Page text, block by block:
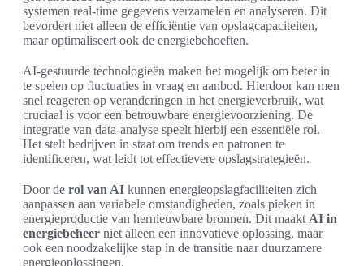
systemen real-time gegevens verzamelen en analyseren. Dit
bevordert niet alleen de efficiëntie van opslagcapaciteiten,
maar optimaliseert ook de energiebehoeften.
AI-gestuurde technologieën maken het mogelijk om beter in
te spelen op fluctuaties in vraag en aanbod. Hierdoor kan men
snel reageren op veranderingen in het energieverbruik, wat
cruciaal is voor een betrouwbare energievoorziening. De
integratie van data-analyse speelt hierbij een essentiële rol.
Het stelt bedrijven in staat om trends en patronen te
identificeren, wat leidt tot effectievere opslagstrategieën.
Door de rol van AI kunnen energieopslagfaciliteiten zich
aanpassen aan variabele omstandigheden, zoals pieken in
energieproductie van hernieuwbare bronnen. Dit maakt AI in
energiebeheer niet alleen een innovatieve oplossing, maar
ook een noodzakelijke stap in de transitie naar duurzamere
energieoplossingen.